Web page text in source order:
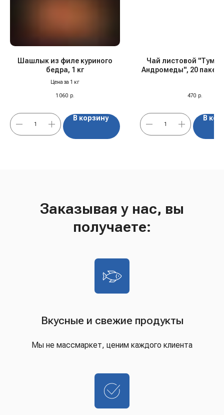
Шашлык из филе куриного
бедра, 1 кг
Цена за 1 кг
1 060 р.
В корзину
Чай листовой
Андромеды", 20
470 р.
В
Заказывая у нас, вы
получаете:
Вкусные и свежие продукты
Мы не массмаркет, ценим каждого клиента